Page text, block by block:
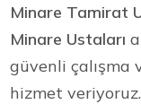
Minare Tamirat
Minare Ustaları
güvenli çalışma
hizmet